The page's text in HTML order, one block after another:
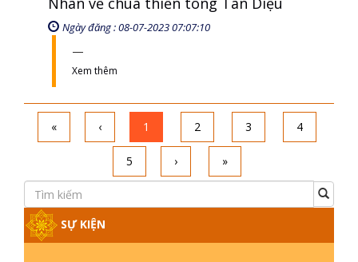
Ngày đăng : 08-07-2023 07:07:10
Xem thêm
« ‹ 1 2 3 4
5 › »
SỰ KIỆN